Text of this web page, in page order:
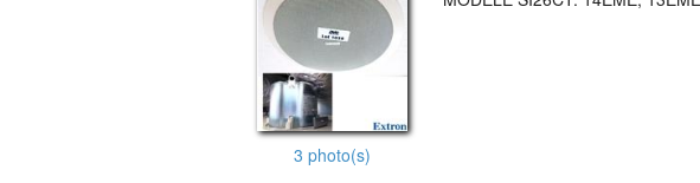
3 photo(s)